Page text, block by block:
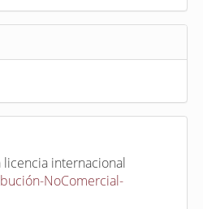
licencia internacional
NoComercial-